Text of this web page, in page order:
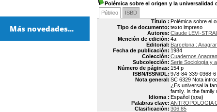
Polémica sobre el origen y la universalidad
Público
ISBD
Título : Polémica sobre el
Tipo de documento: texto impreso
Autores: Claude LEVI-
Mención de edición: 4a
Editorial: Barcelona :
Fecha de publicación: 1984
Colección: Cuadernos
Subcolección: Serie Sociología y
Número de páginas: 154 p
ISBN/ISSN/DL: 978-84-339-0368-6
Nota general: SC 6329 Nota
¿Es universal la
family. Is the family
Idioma : Español (spa)
Palabras clave: ANTROPOLOGIA
Clasificación: 306.85
Más novedades...